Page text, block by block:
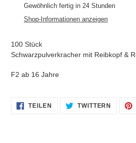
Gewöhnlich fertig in 24 Stunden
Shop-Informationen anzeigen
100 Stück
Schwarzpulverkracher mit Reibkopf &
F2 ab 16 Jahre
TEILEN
FACEBOOK
TWITTERN
AUF